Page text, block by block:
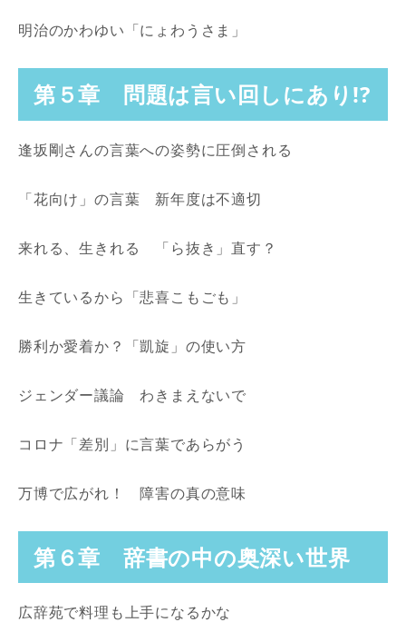
明治のかわゆい「にょわうさま」
第５章 問題は言い回しにあり!?
逢坂剛さんの言葉への姿勢に圧倒される
「花向け」の言葉 新年度は不適切
来れる、生きれる 「ら抜き」直す？
生きているから「悲喜こもごも」
勝利か愛着か？「凱旋」の使い方
ジェンダー議論 わきまえないで
コロナ「差別」に言葉であらがう
万博で広がれ！ 障害の真の意味
第６章 辞書の中の奥深い世界
広辞苑で料理も上手になるかな